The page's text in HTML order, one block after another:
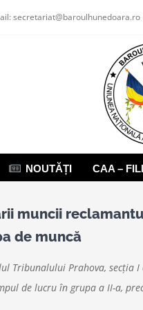
secretariat@baroulhunedoara.ro
NOUTĂȚI CAA –
muncii
de muncă
Tribunalului Prahova, secţia
de lucru în grupa a II-a,